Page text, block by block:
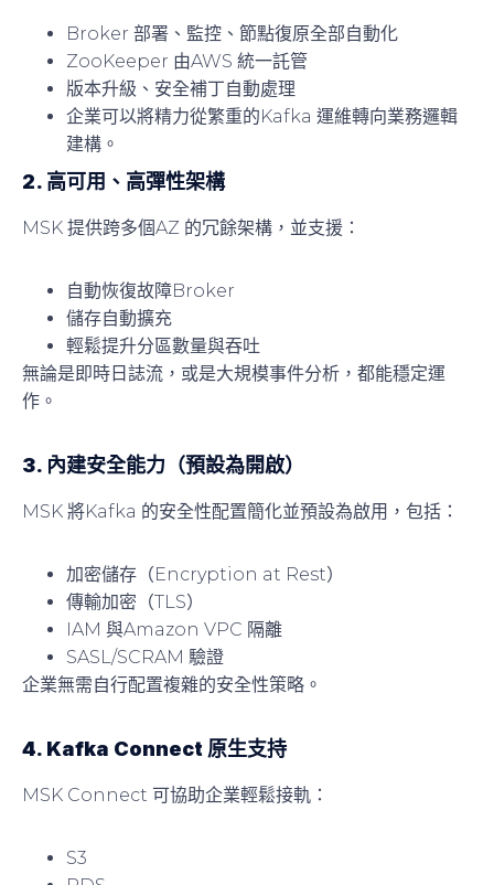
Broker 部署、監控、節點復原全部自動化
ZooKeeper 由AWS 統一託管
版本升級、安全補丁自動處理
企業可以將精力從繁重的Kafka 運維轉向業務邏輯
建構。
2. 高可用、高彈性架構
MSK 提供跨多個AZ 的冗餘架構，並支援：
自動恢復故障Broker
儲存自動擴充
輕鬆提升分區數量與吞吐
無論是即時日誌流，或是大規模事件分析，都能穩定運
作。
3. 內建安全能力（預設為開啟）
MSK 將Kafka 的安全性配置簡化並預設為啟用，包括：
加密儲存（Encryption at Rest）
傳輸加密（TLS）
IAM 與Amazon VPC 隔離
SASL/SCRAM 驗證
企業無需自行配置複雜的安全性策略。
4. Kafka Connect 原生支持
MSK Connect 可協助企業輕鬆接軌：
S3